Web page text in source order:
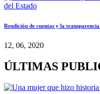
Rendición de cuentas y la
12, 06, 2020
ÚLTIMAS